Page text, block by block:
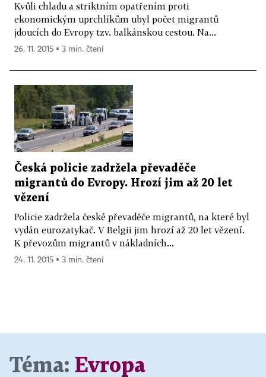
Kvůli chladu a striktním opatřením proti
ekonomickým uprchlíkům ubyl počet migrantů
jdoucích do Evropy tzv. balkánskou cestou. Na...
26. 11. 2015 ▪ 3 min. čtení
Česká policie zadržela převaděče
migrantů do Evropy. Hrozí jim až 20 let
vězení
Policie zadržela české převaděče migrantů, na které byl
vydán eurozatykač. V Belgii jim hrozí až 20 let vězení.
K převozům migrantů v nákladních...
24. 11. 2015 ▪ 3 min. čtení
Téma: Evropa